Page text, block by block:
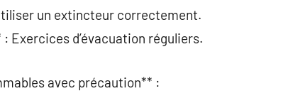
un extincteur correctement.
Exercices d’évacuation réguliers.
avec précaution** :